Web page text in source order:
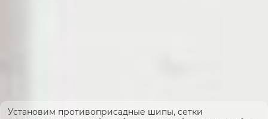
Установим противоприсадные шипы, сетки